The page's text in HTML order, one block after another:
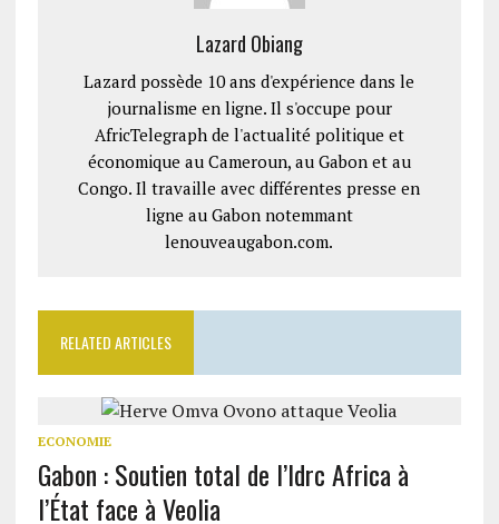
Lazard Obiang
Lazard possède 10 ans d'expérience dans le
journalisme en ligne. Il s'occupe pour
AfricTelegraph de l'actualité politique et
économique au Cameroun, au Gabon et au
Congo. Il travaille avec différentes presse en
ligne au Gabon notemmant
lenouveaugabon.com.
RELATED ARTICLES
ECONOMIE
Gabon : Soutien total de l’Idrc Africa à
l’État face à Veolia